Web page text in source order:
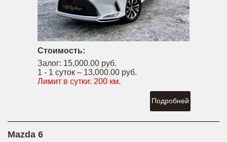
Стоимость:
Залог: 15,000.00 руб.
1 - 1 суток – 13,000.00 руб.
Лимит в сутки: 200 км.
Подробней
Mazda 6